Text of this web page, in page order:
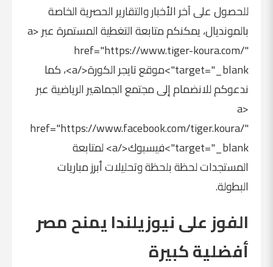
للحصول على آخر الأخبار والتقارير الحصرية الخاصة
بالمونديال، يمكنكم متابعة التغطية المستمرة عبر <a
href="https://www.tiger-koura.com/"
target="_blank">موقع تايجر الكورة</a>، كما
ندعوكم للانضمام إلى مجتمع الجماهير الرياضية عبر
<a
href="https://www.facebook.com/tiger.koura/"
target="_blank">فيسبوك</a> لمتابعة
المستجدات لحظة بلحظة وتحليلات أبرز مباريات
البطولة.
الفوز على نيوزيلندا يمنح مصر
أفضلية كبيرة